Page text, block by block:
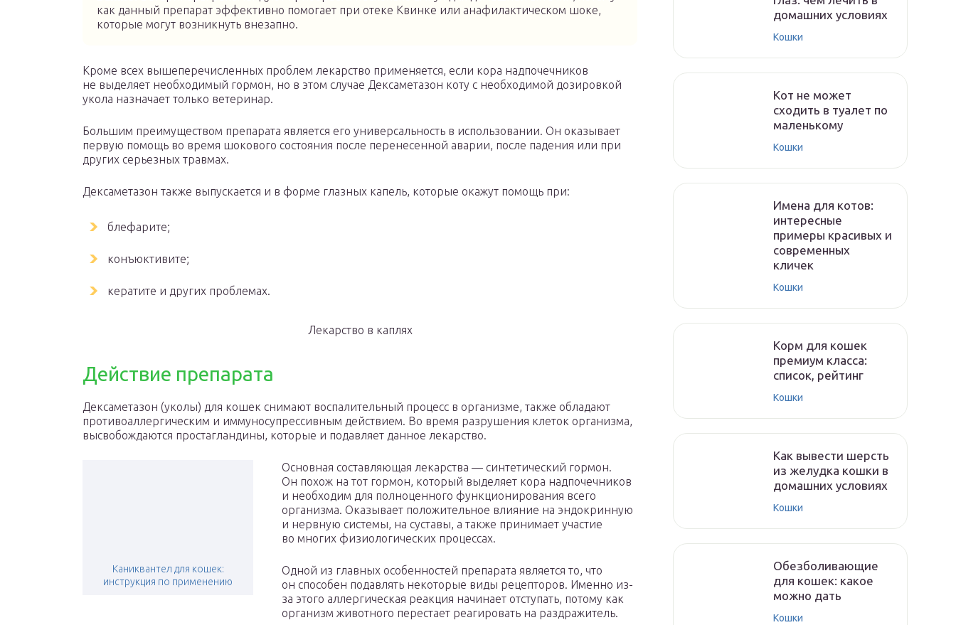
как данный препарат эффективно помогает при отеке Квинке или анафилактическом шоке,
которые могут возникнуть внезапно.
Кроме всех вышеперечисленных проблем лекарство применяется, если кора надпочечников
не выделяет необходимый гормон, но в этом случае Дексаметазон коту с необходимой дозировкой
укола назначает только ветеринар.
Большим преимуществом препарата является его универсальность в использовании. Он оказывает
первую помощь во время шокового состояния после перенесенной аварии, после падения или при
других серьезных травмах.
Дексаметазон также выпускается и в форме глазных капель, которые окажут помощь при:
блефарите;
конъюктивите;
кератите и других проблемах.
Лекарство в каплях
Действие препарата
Дексаметазон (уколы) для кошек снимают воспалительный процесс в организме, также обладают
противоаллергическим и иммуносупрессивным действием. Во время разрушения клеток организма,
высвобождаются простагландины, которые и подавляет данное лекарство.
Каниквантел для кошек:
инструкция по применению
Основная составляющая лекарства — синтетический гормон.
Он похож на тот гормон, который выделяет кора надпочечников
и необходим для полноценного функционирования всего
организма. Оказывает положительное влияние на эндокринную
и нервную системы, на суставы, а также принимает участие
во многих физиологических процессах.
Одной из главных особенностей препарата является то, что
он способен подавлять некоторые виды рецепторов. Именно из-
за этого аллергическая реакция начинает отступать, потому как
организм животного перестает реагировать на раздражитель.
домашних условиях
Кошки
Кот не может
сходить в туалет по
маленькому
Кошки
Имена для котов:
интересные
примеры красивых и
современных
кличек
Кошки
Корм для кошек
премиум класса:
список, рейтинг
Кошки
Как вывести шерсть
из желудка кошки в
домашних условиях
Кошки
Обезболивающие
для кошек: какое
можно дать
Кошки